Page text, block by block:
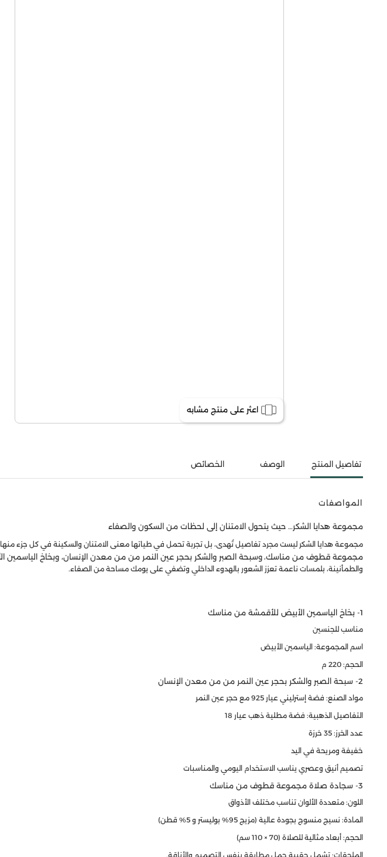
اعثر على منتج مشابه
تفاصيل المنتج الوصف الخصائص
المواصفات
مجموعة هدايا الشكر… حيث يتحول الامتنان إلى لحظات من السكون والصفاء
مجموعة هدايا الشكر ليست مجرد تفاصيل تُهدى، بل تجربة تحمل في طياتها معنى الامتنان والسكينة في كل جزء
مجموعة قطوف من مناسك،وسبحة الصبر والشكر بحجر عين النمر من من معدن الإنسان، وبخاخ
والطمأنينة، بلمسات ناعمة تعزز الشعور بالهدوء الداخلي وتضفي على يومك مساحة من الصفاء.
1- بخاخ الياسمين الأبيض للأقمشة من مناسك
مناسب للجنسين
اسم المجموعة: الياسمين الأبيض
الحجم: 220 م
2- سبحة الصبر والشكر بحجر عين النمر من من معدن الإنسان
مواد الصنع: فضة إسترليني عيار 925 مع حجر عين النمر
التفاصيل الذهبية: فضة مطلية ذهب عيار 18
عدد الخرز: 35 خرزة
خفيفة ومريحة في اليد
تصميم أنيق وعصري يناسب الاستخدام اليومي والمناسبات
3- سجادة صلاة مجموعة قطوف من مناسك
اللون: متعددة الألوان تناسب مختلف الأذواق
المادة: نسيج منسوج بجودة عالية (مزيج 95% بوليستر و 5% قطن)
الحجم: أبعاد مثالية للصلاة (70 × 110 سم)
الملحقات: تشمل حقيبة حمل مطابقة بنفس التصميم والأناقة.